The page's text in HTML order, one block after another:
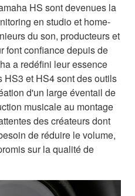
HS sont devenues la
en studio et home-
du son, producteurs et
font confiance depuis de
a redéfini leur essence
HS3 et HS4 sont des outils
d'un large éventail de
musicale au montage
des créateurs dont
de réduire le volume,
sur la qualité de